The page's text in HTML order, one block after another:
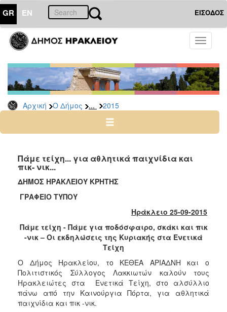
GR EN ΕΙΣΟΔΟΣ
Toggle
Αρχική Ο Δήμος ... 2015
ΔΗΜΟΣ
Δελτία
Τύπου
Αρχείο
2026
2024
2022
2021
2020
2018
2017
2015
2013
2012
Πάμε τείχη... για αθλητικά παιχνίδια και
πικ- νικ...
ΔΗΜΟΣ ΗΡΑΚΛΕΙΟΥ ΚΡΗΤΗΣ
ΓΡΑΦΕΙΟ ΤΥΠΟΥ
Ηράκλειο 25-09-2015
Πάμε τείχη - Πάμε για ποδόσφαιρο, σκάκι και πικ
-νικ – Οι εκδηλώσεις της Κυριακής στα Ενετικά
Τείχη
Ο Δήμος Ηρακλείου, το ΚΕΘΕΑ ΑΡΙΑΔΝΗ και ο
Πολιτιστικός Σύλλογος Λακκιωτών καλούν τους
Ηρακλειώτες στα Ενετικά Τείχη, στο αλσύλλιο
πάνω από την Καινούργια Πόρτα, για αθλητικά
παιχνίδια και πικ -νικ.